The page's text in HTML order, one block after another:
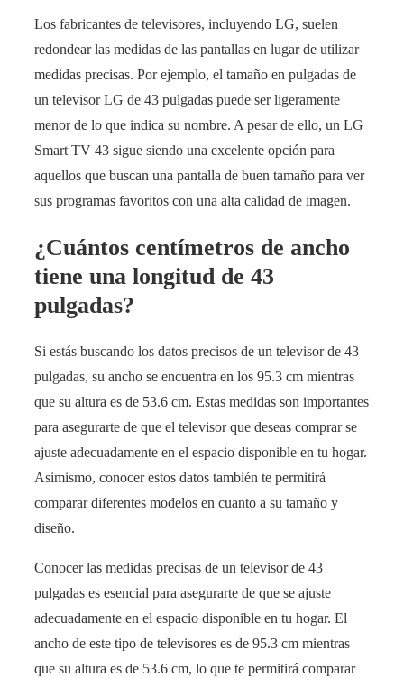
Los fabricantes de televisores, incluyendo LG, suelen
redondear las medidas de las pantallas en lugar de utilizar
medidas precisas. Por ejemplo, el tamaño en pulgadas de
un televisor LG de 43 pulgadas puede ser ligeramente
menor de lo que indica su nombre. A pesar de ello, un LG
Smart TV 43 sigue siendo una excelente opción para
aquellos que buscan una pantalla de buen tamaño para ver
sus programas favoritos con una alta calidad de imagen.
¿Cuántos centímetros de ancho
tiene una longitud de 43
pulgadas?
Si estás buscando los datos precisos de un televisor de 43
pulgadas, su ancho se encuentra en los 95.3 cm mientras
que su altura es de 53.6 cm. Estas medidas son importantes
para asegurarte de que el televisor que deseas comprar se
ajuste adecuadamente en el espacio disponible en tu hogar.
Asimismo, conocer estos datos también te permitirá
comparar diferentes modelos en cuanto a su tamaño y
diseño.
Conocer las medidas precisas de un televisor de 43
pulgadas es esencial para asegurarte de que se ajuste
adecuadamente en el espacio disponible en tu hogar. El
ancho de este tipo de televisores es de 95.3 cm mientras
que su altura es de 53.6 cm, lo que te permitirá comparar